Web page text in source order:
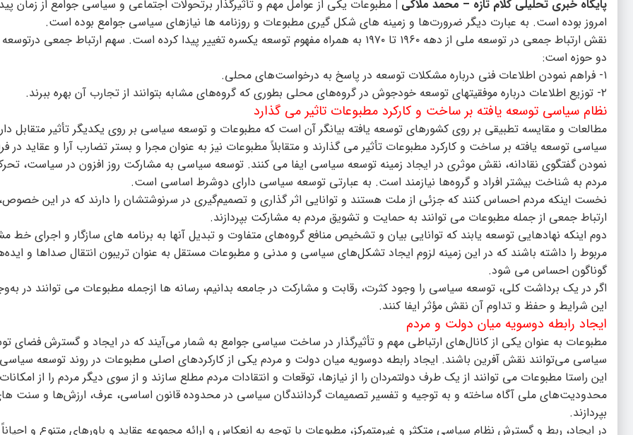
پایگاه خبری تحلیلی کلام تازه – محمد ملاکی | مطبوعات یکی از عوامل مهم و تأثیر‌گذار برتحولات اجتماعی و سیاسی جوامع از زمان
امروز بوده است. به عبارت دیگر ضرورت‌ها و زمینه های شکل گیری مطبوعات و روزنامه ها نیازهای سیاسی جوامع بوده است.
نقش ارتباط جمعی در توسعه ملی از دهه ۱۹۶۰ تا ۱۹۷۰ به همراه مفهوم توسعه یکسره تغییر پیدا کرده است. سهم ارتباط جمعی
دو حوزه است:
۱- فراهم نمودن اطلاعات فنی درباره مشکلات توسعه در پاسخ به درخواست‌های محلی.
۲- توزیع اطلاعات درباره موفقیتهای توسعه خودجوش در گروه‌های محلی بطوری که گروه‌‍‌های مشابه بتوانند از تجارب آن بهره ببرند.
نظام سیاسی توسعه یافته بر ساخت و کارکرد مطبوعات تاثیر می گذارد
مطالعات و مقایسه تطبیقی بر روی کشورهای توسعه یافته بیانگر آن است که مطبوعات و توسعه سیاسی بر روی یکدیگر تأثیر متقابل
سیاسی توسعه یافته بر ساخت و کارکرد مطبوعات تأثیر می گذارند و متقابلاً مطبوعات نیز به عنوان مجرا و بستر تضارب آرا و عقاید در
نمودن گفتگوی نقادانه، نقش موثری در ایجاد زمینه توسعه سیاسی ایفا می کنند. توسعه سیاسی به مشارکت روز افزون در سیاست،
مردم به شناخت بیشتر افراد و گروه‌ها نیازمند است. به عبارتی توسعه سیاسی دارای دوشرط اساسی است.
نخست اینکه مردم احساس کنند که جزئی از ملت هستند و توانایی اثر گذاری و تصمیم‌گیری در سرنوشتشان را دارند که در این
ارتباط جمعی از جمله مطبوعات می توانند به حمایت و تشویق مردم به مشارکت بپردازند.
دوم اینکه نهادهایی توسعه یابند که توانایی بیان و تشخیص منافع گروه‌های متفاوت و تبدیل آنها به برنامه های سازگار و اجرای
مربوط را داشته باشند که در این زمینه لزوم ایجاد تشکل‌های سیاسی و مدنی و مطبوعات مستقل به عنوان تریبون انتقال صداها و
گوناگون احساس می شود.
اگر در یک برداشت کلی، توسعه سیاسی را وجود کثرت، رقابت و مشارکت در جامعه بدانیم، رسانه ها ازجمله مطبوعات می توانند در
این شرایط و حفظ و تداوم آن نقش مؤثر ایفا کنند.
ایجاد رابطه دوسویه میان دولت و مردم
مطبوعات به عنوان یکی از کانال‌های ارتباطی مهم و تأثیرگذار در ساخت سیاسی جوامع به شمار می‌آیند که در ایجاد و گسترش فضای
سیاسی می‌توانند نقش آفرین باشند. ایجاد رابطه دوسویه میان دولت و مردم یکی از کارکردهای اصلی مطبوعات در روند توسعه
این راستا مطبوعات می توانند از یک طرف دولتمردان را از نیازها، توقعات و انتقادات مردم مطلع سازند و از سوی دیگر مردم را از
محدودیت‌های ملی آگاه ساخته و به توجیه و تفسیر تصمیمات گردانندگان سیاسی در محدوده قانون اساسی، عرف، ارزش‌ها و سنت
بپردازند.
در ایجاد، ربط و گسترش نظام سیاسی متکثر و غیرمتمرکز، مطبوعات با توجه به انعکاس و ارائه مجموعه عقاید و باورهای متنوع و